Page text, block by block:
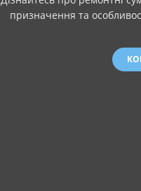
призначення та